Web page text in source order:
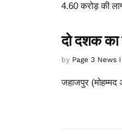
4.60 करोड़ की
दो दशक का
by Page 3 News
जहाजपुर